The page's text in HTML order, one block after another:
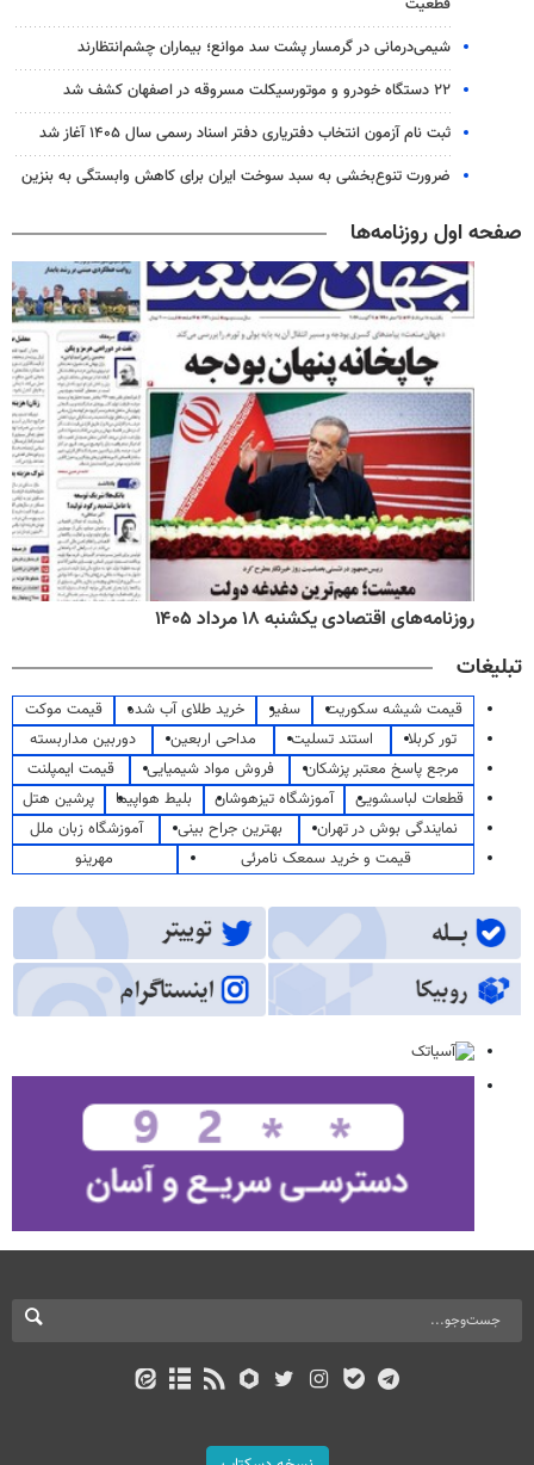
قطعیت
شیمی‌درمانی در گرمسار پشت سد موانع؛ بیماران چشم‌انتظارند
۲۲ دستگاه خودرو و موتورسیکلت مسروقه در اصفهان کشف شد
ثبت نام آزمون انتخاب دفتریاری دفتر اسناد رسمی سال ۱۴۰۵ آغاز شد
ضرورت تنوع‌بخشی به سبد سوخت ایران برای کاهش وابستگی به بنزین
صفحه اول روزنامه‌ها
روزنامه‌های اقتصادی یکشنبه ۱۸ مرداد ۱۴۰۵
تبلیغات
قیمت شیشه سکوریت سفیر خرید طلای آب شده
قیمت موکت
تور کربلا
استند تسلیت مداحی اربعین
دوربین مداربسته
مرجع پاسخ معتبر پزشکان
فروش مواد شیمیایی
قیمت ایمپلنت
قطعات لباسشویی
آموزشگاه تیزهوشان بلیط هواپیما
پرشین هتل
نمایندگی بوش در تهران
بهترین جراح بینی
آموزشگاه زبان ملل
قیمت و خرید سمعک نامرئی
مهرینو